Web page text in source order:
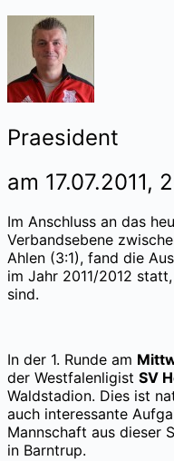
Praesident
am 17.07.2011,
Im Anschluss an das
Verbandsebene
Ahlen (3:1), fand die
im Jahr 2011/2012
sind.
In der 1. Runde am
der Westfalenligist SV
Waldstadion. Dies ist
auch interessante
Mannschaft aus dieser
in Barntrup.